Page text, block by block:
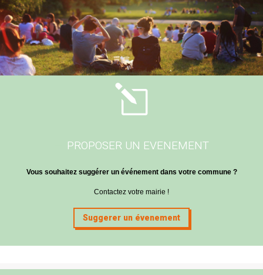
l
PROPOSER UN EVENEMENT
Vous souhaitez suggérer un événement dans votre commune ?
Contactez votre mairie !
Suggerer un évenement